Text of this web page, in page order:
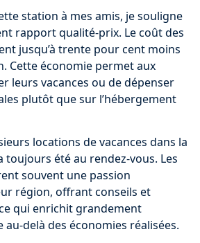
station à mes amis, je souligne
rapport qualité-prix. Le coût des
jusqu’à trente pour cent moins
Cette économie permet aux
leurs vacances ou de dépenser
plutôt que sur l’hébergement
locations de vacances dans la
toujours été au rendez-vous. Les
souvent une passion
région, offrant conseils et
qui enrichit grandement
au-delà des économies réalisées.